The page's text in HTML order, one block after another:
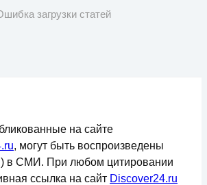
загрузки статей
на сайте
, могут быть воспроизведены
в СМИ. При любом цитировании
ссылка на сайт Discover24.ru